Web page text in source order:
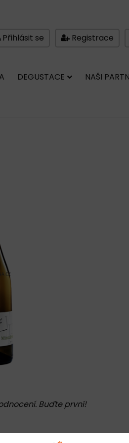
Přihlásit se Registrace
DEGUSTACE NAŠI
Buďte první!